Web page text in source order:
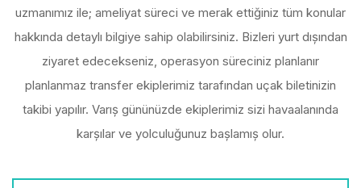
uzmanımız ile; ameliyat süreci ve merak ettiğiniz tüm konular
hakkında detaylı bilgiye sahip olabilirsiniz. Bizleri yurt dışından
ziyaret edecekseniz, operasyon süreciniz planlanır
planlanmaz transfer ekiplerimiz tarafından uçak biletinizin
takibi yapılır. Varış gününüzde ekiplerimiz sizi havaalanında
karşılar ve yolculuğunuz başlamış olur.